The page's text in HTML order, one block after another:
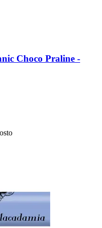
Choco Praline -​